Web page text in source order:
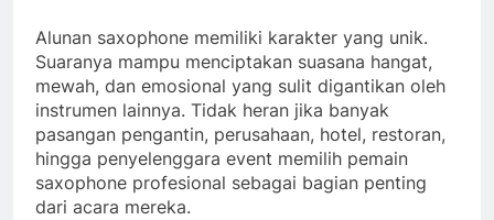
Alunan saxophone memiliki karakter yang unik.
Suaranya mampu menciptakan suasana hangat,
mewah, dan emosional yang sulit digantikan oleh
instrumen lainnya. Tidak heran jika banyak
pasangan pengantin, perusahaan, hotel, restoran,
hingga penyelenggara event memilih pemain
saxophone profesional sebagai bagian penting
dari acara mereka.